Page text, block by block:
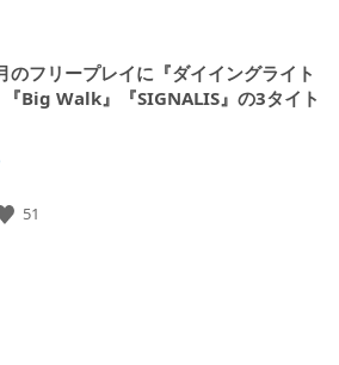
フリープレイに『ダイイングライト
Big Walk』『SIGNALIS』の3タイト
51